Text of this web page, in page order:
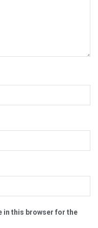
in this browser for the